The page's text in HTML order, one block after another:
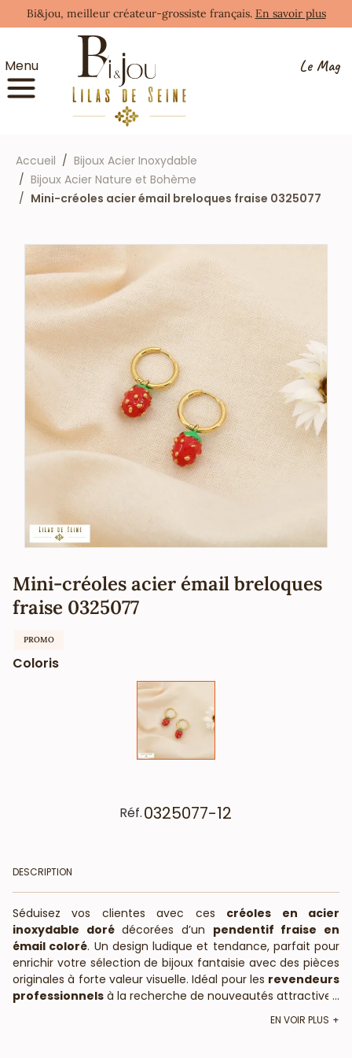
Bi&jou, meilleur créateur-grossiste français. En savoir plus
Menu Le Mag
Accueil
Bijoux Acier Inoxydable
Bijoux Acier Nature et Bohème
Mini-créoles acier émail breloques fraise 0325077
Mini-créoles acier émail breloques
fraise 0325077
PROMO
Coloris
Réf.0325077-12
DESCRIPTION
Séduisez vos clientes avec ces créoles en acier
inoxydable dorédécorées d’un pendentif fraise en
émail coloré. Un design ludique et tendance, parfait pour
enrichir votre sélection de bijoux fantaisie avec des pièces
originales à forte valeur visuelle. Idéal pour les revendeurs
professionnels à la recherche de nouveautés attractives.
13x22 mm, ces
...
EN VOIR PLUS